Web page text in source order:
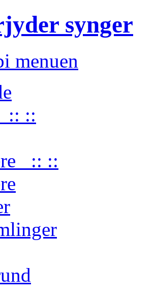
synger
menuen
:: ::
:: ::